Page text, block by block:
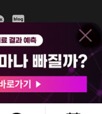
페이지 이용약관
길 7, 3~4층(서초동, 제일빌딩)
남철
RESERVED.